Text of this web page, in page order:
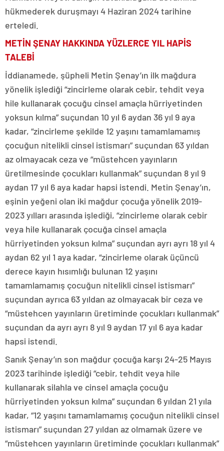
hükmederek duruşmayı 4 Haziran 2024 tarihine
erteledi.
METİN ŞENAY HAKKINDA YÜZLERCE YIL HAPİS
TALEBİ
İddianamede, şüpheli Metin Şenay’ın ilk mağdura
yönelik işlediği “zincirleme olarak cebir, tehdit veya
hile kullanarak çocuğu cinsel amaçla hürriyetinden
yoksun kılma” suçundan 10 yıl 6 aydan 36 yıl 9 aya
kadar, “zincirleme şekilde 12 yaşını tamamlamamış
çocuğun nitelikli cinsel istismarı” suçundan 63 yıldan
az olmayacak ceza ve “müstehcen yayınların
üretilmesinde çocukları kullanmak” suçundan 8 yıl 9
aydan 17 yıl 6 aya kadar hapsi istendi. Metin Şenay’ın,
eşinin yeğeni olan iki mağdur çocuğa yönelik 2019-
2023 yılları arasında işlediği, “zincirleme olarak cebir
veya hile kullanarak çocuğa cinsel amaçla
hürriyetinden yoksun kılma” suçundan ayrı ayrı 18 yıl 4
aydan 62 yıl 1 aya kadar, “zincirleme olarak üçüncü
derece kayın hısımlığı bulunan 12 yaşını
tamamlamamış çocuğun nitelikli cinsel istismarı”
suçundan ayrıca 63 yıldan az olmayacak bir ceza ve
“müstehcen yayınların üretiminde çocukları kullanmak”
suçundan da ayrı ayrı 8 yıl 9 aydan 17 yıl 6 aya kadar
hapsi istendi.
Sanık Şenay’ın son mağdur çocuğa karşı 24-25 Mayıs
2023 tarihinde işlediği “cebir, tehdit veya hile
kullanarak silahla ve cinsel amaçla çocuğu
hürriyetinden yoksun kılma” suçundan 6 yıldan 21 yıla
kadar, “12 yaşını tamamlamamış çocuğun nitelikli cinsel
istismarı” suçundan 27 yıldan az olmamak üzere ve
“müstehcen yayınların üretiminde çocukları kullanmak”